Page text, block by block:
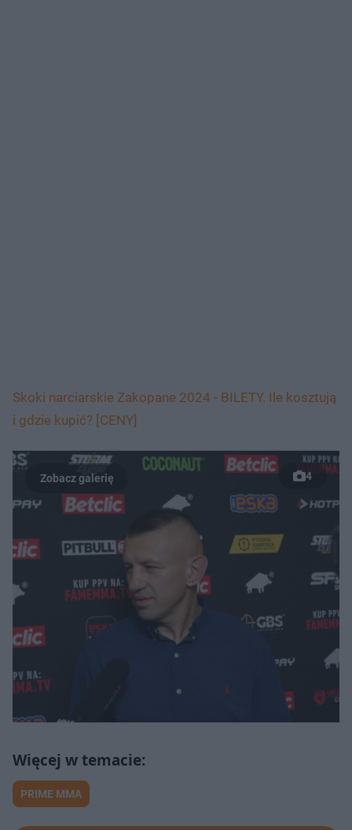
Skoki narciarskie Zakopane 2024 - BILETY. Ile kosztują
i gdzie kupić? [CENY]
4
PRIME MMA